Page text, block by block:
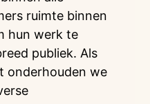
ruimte binnen
hun werk te
publiek. Als
onderhouden we